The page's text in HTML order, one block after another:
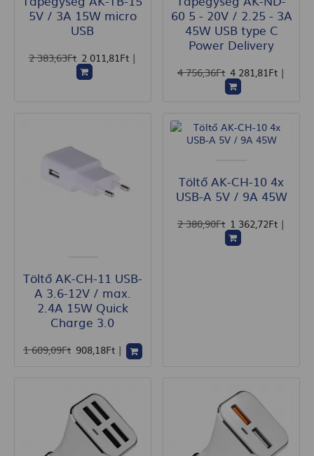
5V / 3A 15W micro
USB
2 383,63Ft 2 011,81Ft |
60 5 - 20V / 2.25 - 3A
45W USB type C
Power Delivery
4 756,36Ft 4 281,81Ft |
Töltő AK-CH-11 USB-
A 3.6-12V / max.
2.4A 15W Quick
Charge 3.0
1 609,09Ft 908,18Ft |
Töltő AK-CH-10 4x
USB-A 5V / 9A 45W
2 380,90Ft 1 362,72Ft |